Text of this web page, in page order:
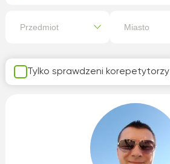
Tylko sprawdzeni korepetytorzy
Przedmiot Miasto